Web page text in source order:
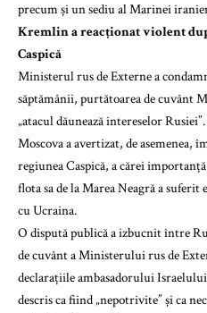
precum și un sediu al Marinei
Kremlin a reacționat violent
Caspică
Ministerul rus de Externe a
săptămânii, purtătoarea de cuvânt
„atacul dăunează intereselor Rusiei”.
Moscova a avertizat, de
regiunea Caspică, a cărei
flota sa de la Marea Neagră a
cu Ucraina.
O dispută publică a izbucnit între
de cuvânt a Ministerului rus de
declarațiile ambasadorului
descris ca fiind „nepotrivite” și ca